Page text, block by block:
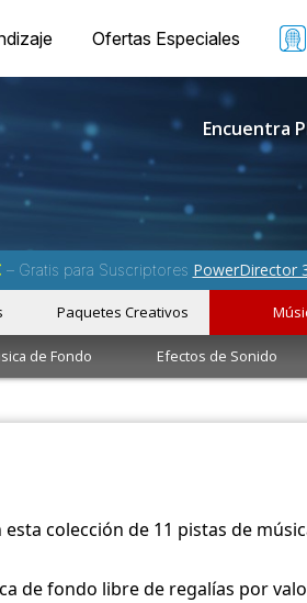
Ofertas Especiales
Encuentra
– Gratis para Suscriptores PowerDirector
Paquetes Creativos
de Fondo Efectos de Sonido
colección de 11 pistas de
de fondo libre de regalías por